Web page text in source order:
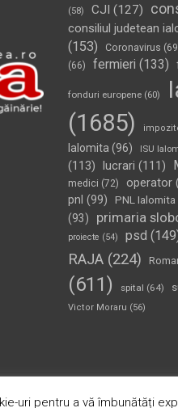
(58)
CJI (127)
consiliul judetean
(153)
Coronavirus
(66)
fermieri (133)
fonduri europene(60)
(1685)
Ialomita (96) ISU
(113) lucrari (111)
medici (72) operator
pnl (99) PNL Ialomita
(93)
primaria
proiecte (54) psd
RAJA(224)
(611)
spital (64)
Victor Moraru (56)
by:Theme Horse Proudly
uri pentru a vă îmbunătăți